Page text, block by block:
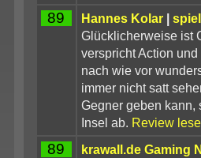
89 Hannes Kolar|
Glücklicherweise ist
verspricht Action
nach wie vor
immer nicht satt
Gegner geben kann,
Insel ab. Review
89
krawall.de Gaming